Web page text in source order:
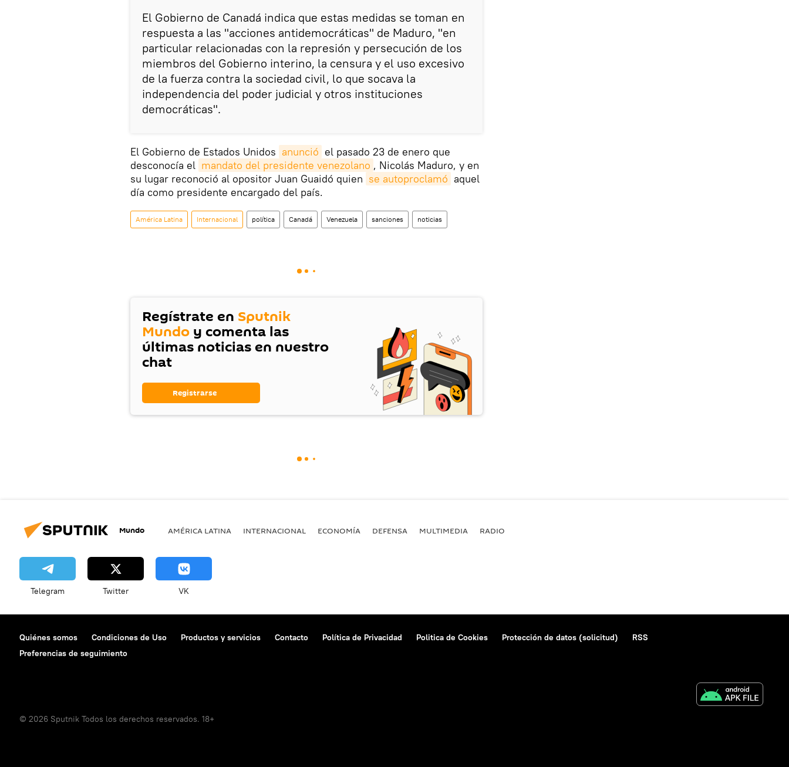
El Gobierno de Canadá indica que estas medidas se toman en
respuesta a las "acciones antidemocráticas" de Maduro, "en
particular relacionadas con la represión y persecución de los
miembros del Gobierno interino, la censura y el uso excesivo
de la fuerza contra la sociedad civil, lo que socava la
independencia del poder judicial y otros instituciones
democráticas".
El Gobierno de Estados Unidos anunció el pasado 23 de enero que
desconocía el mandato del presidente venezolano , Nicolás Maduro, y en
su lugar reconoció al opositor Juan Guaidó quien se autoproclamó aquel
día como presidente encargado del país.
América Latina Internacional política Canadá Venezuela sanciones noticias
Regístrate en Sputnik
Mundo y comenta las
últimas noticias en nuestro
chat
Registrarse
Mundo AMÉRICA LATINA INTERNACIONAL ECONOMÍA DEFENSA MULTIMEDIA RADIO
Telegram Twitter VK
Quiénes somos Condiciones de Uso Productos y servicios Contacto Política de Privacidad Politica de Cookies Protección de datos (solicitud)
RSS
Preferencias de seguimiento
© 2026 Sputnik Todos los derechos reservados. 18+